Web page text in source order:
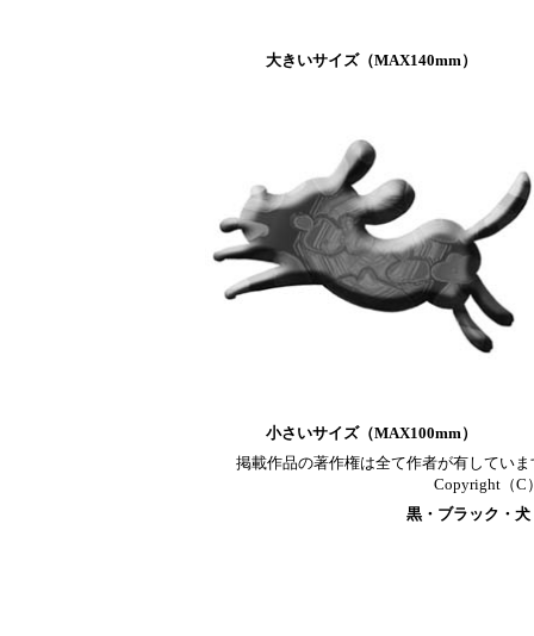
大きいサイズ（MAX140mm）
小さいサイズ（MAX100mm）
掲載作品の著作権は全て作者が有してい
Copyright（C
黒・ブラック・